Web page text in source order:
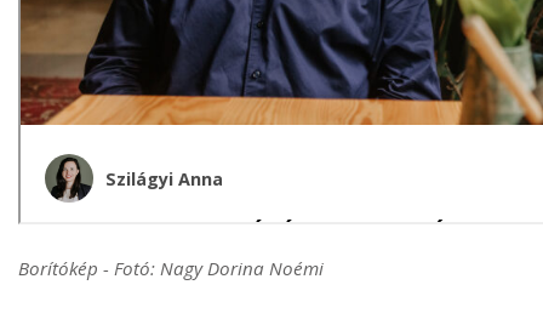
Borítókép - Fotó: Nagy Dorina Noémi